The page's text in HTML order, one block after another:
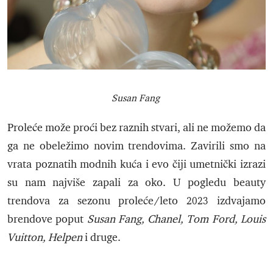
Susan Fang
Proleće može proći bez raznih stvari, ali ne možemo da
ga ne obeležimo novim trendovima. Zavirili smo na
vrata poznatih modnih kuća i evo čiji umetnički izrazi
su nam najviše zapali za oko. U pogledu beauty
trendova za sezonu proleće/leto 2023 izdvajamo
brendove poput Susan Fang, Chanel, Tom Ford, Louis
Vuitton, Helpeni druge.